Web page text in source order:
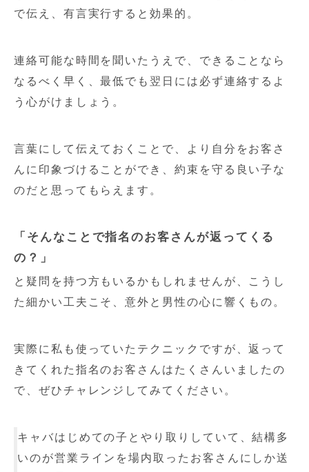
で伝え、有言実行すると効果的。
連絡可能な時間を聞いたうえで、できることなら
なるべく早く、最低でも翌日には必ず連絡するよ
う心がけましょう。
言葉にして伝えておくことで、より自分をお客さ
んに印象づけることができ、約束を守る良い子な
のだと思ってもらえます。
「そんなことで指名のお客さんが返ってくる
の？」
と疑問を持つ方もいるかもしれませんが、こうし
た細かい工夫こそ、意外と男性の心に響くもの。
実際に私も使っていたテクニックですが、返って
きてくれた指名のお客さんはたくさんいましたの
で、ぜひチャレンジしてみてください。
キャバはじめての子とやり取りしていて、結構多
いのが営業ラインを場内取ったお客さんにしか送